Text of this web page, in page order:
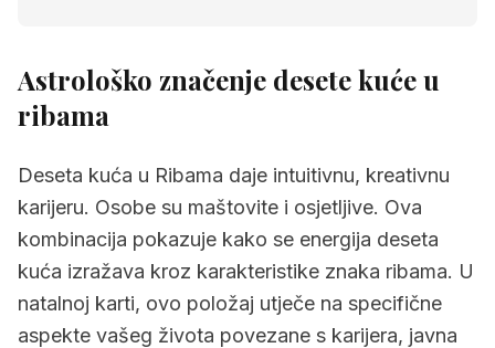
Astrološko značenje desete kuće u
ribama
Deseta kuća u Ribama daje intuitivnu, kreativnu
karijeru. Osobe su maštovite i osjetljive. Ova
kombinacija pokazuje kako se energija deseta
kuća izražava kroz karakteristike znaka ribama. U
natalnoj karti, ovo položaj utječe na specifične
aspekte vašeg života povezane s karijera, javna